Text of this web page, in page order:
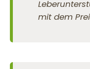
mit dem